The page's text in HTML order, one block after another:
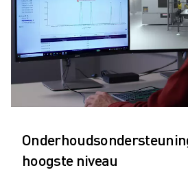
SCARA ROBOTS
COMPACTE CNC-BEWERKINGSCENTRA
ROBODRILL FILTER
ROBODRILL COMPACTE CNC-
ROBODRILL HARDWARE
ROBODRILL SOFTWARE
ROBODRILL PREVENTIEF ONDERHOUD
ROBODRILL ROBOT PAKKET
ROBODRILL ONDERWIJS PAKKET
hoogste niveau